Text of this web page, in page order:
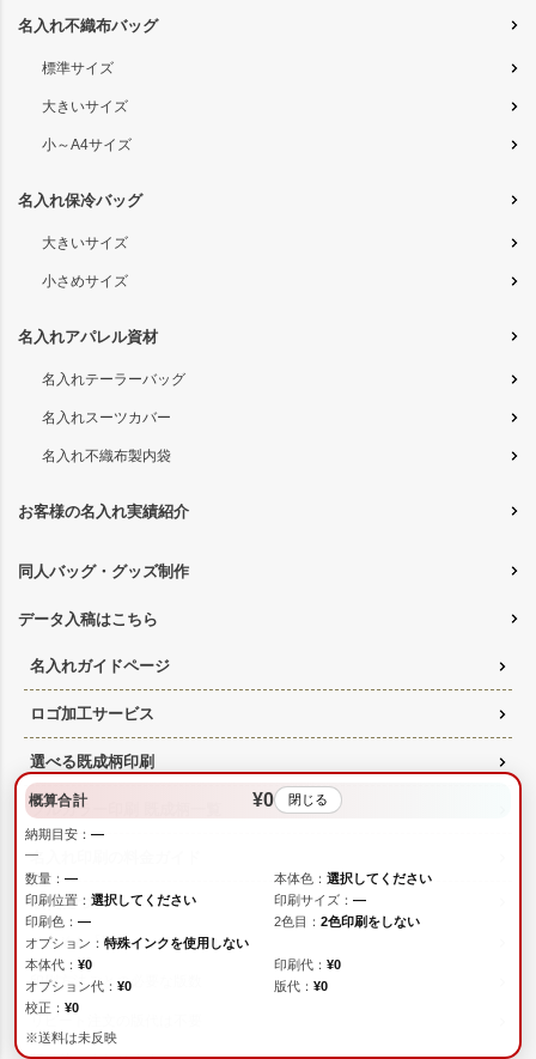
概算合計 ¥0 閉じる
納期目安： —
—
数量： — 本体色： 選択してください
印刷位置： 選択してください 印刷サイズ： —
印刷色： — 2色目： 2色印刷をしない
オプション： 特殊インクを使用しない
本体代： ¥0 印刷代： ¥0
オプション代： ¥0 版代： ¥0
校正： ¥0
※送料は未反映
名入れ不織布バッグ
標準サイズ
大きいサイズ
小～A4サイズ
名入れ保冷バッグ
大きいサイズ
小さめサイズ
名入れアパレル資材
名入れテーラーバッグ
名入れスーツカバー
名入れ不織布製内袋
お客様の名入れ実績紹介
同人バッグ・グッズ制作
データ入稿はこちら
名入れガイドページ
ロゴ加工サービス
選べる既成柄印刷
フルカラー印刷 既成柄一覧
名入れ印刷の料金ガイド
版代について
そもそも「版代」ってなに？
印刷方法ごとの必要な版数
リピート注文の版代は不要